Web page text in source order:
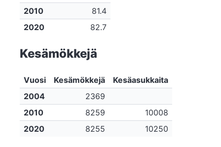
2010
81.4
2020
82.7
Kesämökkejä
Vuosi Kesämökkejä
Kesäasukkaita
2004
2369
2010
8259
10008
2020
8255 10250